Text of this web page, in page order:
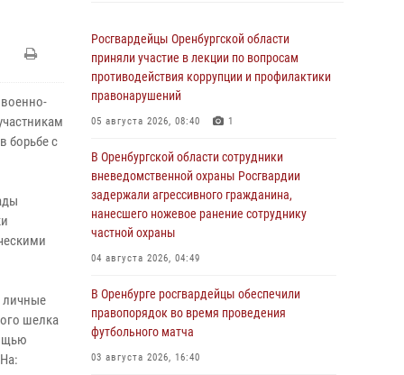
борьбе с
личные
шелка
Росгвардейцы Оренбургской области
приняли участие в лекции по вопросам
противодействия коррупции и профилактики
правонарушений
05 августа 2026, 08:40 1
В Оренбургской области сотрудники
вневедомственной охраны Росгвардии
задержали агрессивного гражданина,
нанесшего ножевое ранение сотруднику
частной охраны
04 августа 2026, 04:49
В Оренбурге росгвардейцы обеспечили
правопорядок во время проведения
футбольного матча
03 августа 2026, 16:40